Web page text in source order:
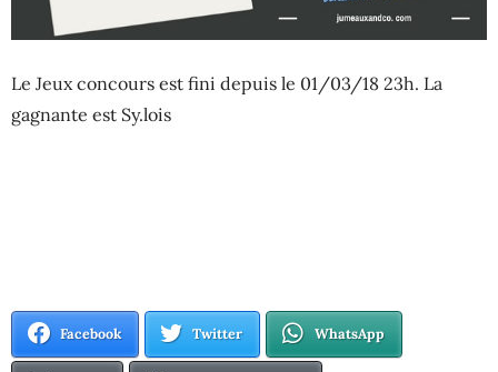
Le Jeux concours est fini depuis le 01/03/18 23h. La
gagnante est Sy.lois
Facebook Twitter WhatsApp